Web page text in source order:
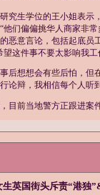
究生学位的王小姐表示
他们偏偏挑华人商家非
恶意言论，包括起底员
望这件事不要太影响我
后想想会有些后怕，但
论辩，我相信每个人听
目前当地警方正跟进案
生英国街头斥责“港独